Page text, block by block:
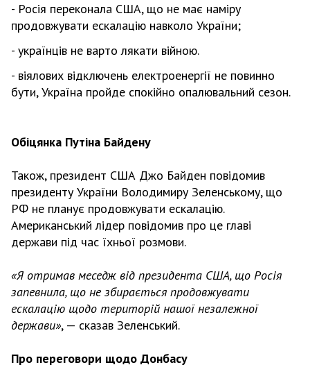
- Росія переконала США, що не має наміру
продовжувати ескалацію навколо України;
- українців не варто лякати війною.
- віялових відключень електроенергії не повинно
бути, Україна пройде спокійно опалювальний сезон.
Обіцянка Путіна Байдену
Також, президент США Джо Байден повідомив
президенту України Володимиру Зеленському, що
РФ не планує продовжувати ескалацію.
Американський лідер повідомив про це главі
держави під час їхньої розмови.
«Я отримав меседж від президента США, що Росія
запевнила, що не збирається продовжувати
ескалацію щодо територій нашої незалежної
держави», — сказав Зеленський.
Про переговори щодо Донбасу